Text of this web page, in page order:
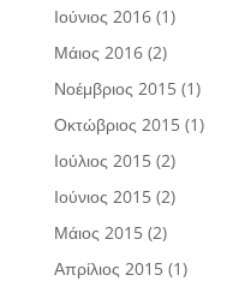
Ιούνιος 2016(1)
Μάιος 2016(2)
Νοέμβριος 2015(1)
Οκτώβριος 2015(1)
Ιούλιος 2015(2)
Ιούνιος 2015(2)
Μάιος 2015(2)
Απρίλιος 2015(1)